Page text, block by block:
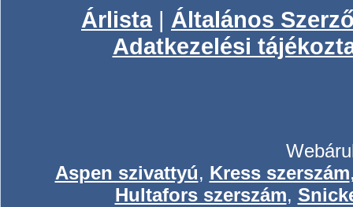
Árlista| Általános
Adatkezelési
Aspen szivattyú, Kress szerszám
Hultafors szerszám,